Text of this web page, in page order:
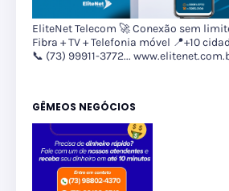
EliteNet Telecom 🚀 Conexão sem
Fibra + TV + Telefonia móvel 📍+10
📞 (73) 99911-3772...
GÊMEOS NEGÓCIOS